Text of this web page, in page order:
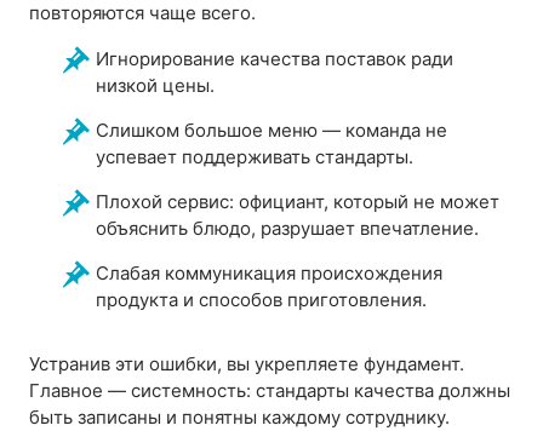
повторяются чаще всего.
Игнорирование качества поставок ради
низкой цены.
Слишком большое меню — команда не
успевает поддерживать стандарты.
Плохой сервис: официант, который не может
объяснить блюдо, разрушает впечатление.
Слабая коммуникация происхождения
продукта и способов приготовления.
Устранив эти ошибки, вы укрепляете фундамент.
Главное — системность: стандарты качества должны
быть записаны и понятны каждому сотруднику.